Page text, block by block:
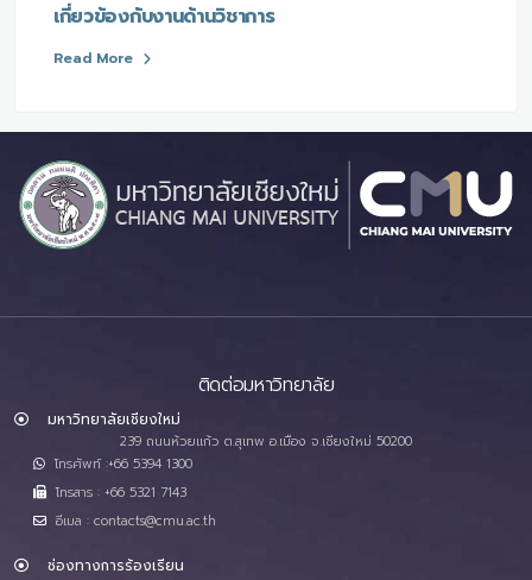
เกี่ยวข้องกับงานด้านวิชาการ
Read More
ติดต่อมหาวิทยาลัย
มหาวิทยาลัยเชียงใหม่
239 ถนนห้วยแก้ว ต.สุเทพ อ.เมือง จ.เชียงใหม่ 50200
โทรศัพท์ :+66 5394 1300
โทรสาร : +66 5321 7143
อีเมล : contacts@cmu.ac.th
ช่องทางการร้องเรียน